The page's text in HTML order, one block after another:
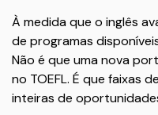
À medida que o inglês
de programas
Não é que uma nova
no TOEFL. É que faixas
inteiras de